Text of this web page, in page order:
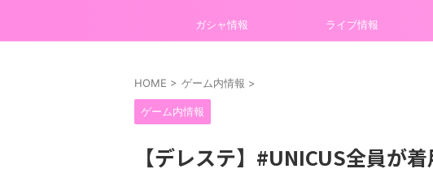
ガシャ情報 ライブ情報
HOME > ゲーム内情報 >
ゲーム内情報
【デレステ】#UNICUS全員が